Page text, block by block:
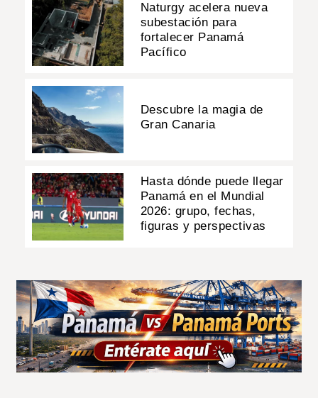
Naturgy acelera nueva
subestación para
fortalecer Panamá
Pacífico
Descubre la magia de
Gran Canaria
Hasta dónde puede llegar
Panamá en el Mundial
2026: grupo, fechas,
figuras y perspectivas